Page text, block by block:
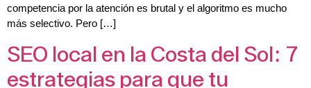
competencia por la atención es brutal y el algoritmo es mucho
más selectivo. Pero […]
SEO local en la Costa del Sol: 7
estrategias para que tu